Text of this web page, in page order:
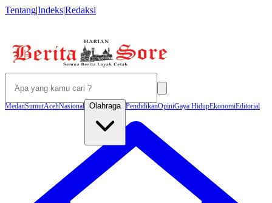
Tentang|Indeks|Redaksi
MedanSumutAcehNasional Olahraga PendidikanOpiniGaya HidupEkonomiEditorial